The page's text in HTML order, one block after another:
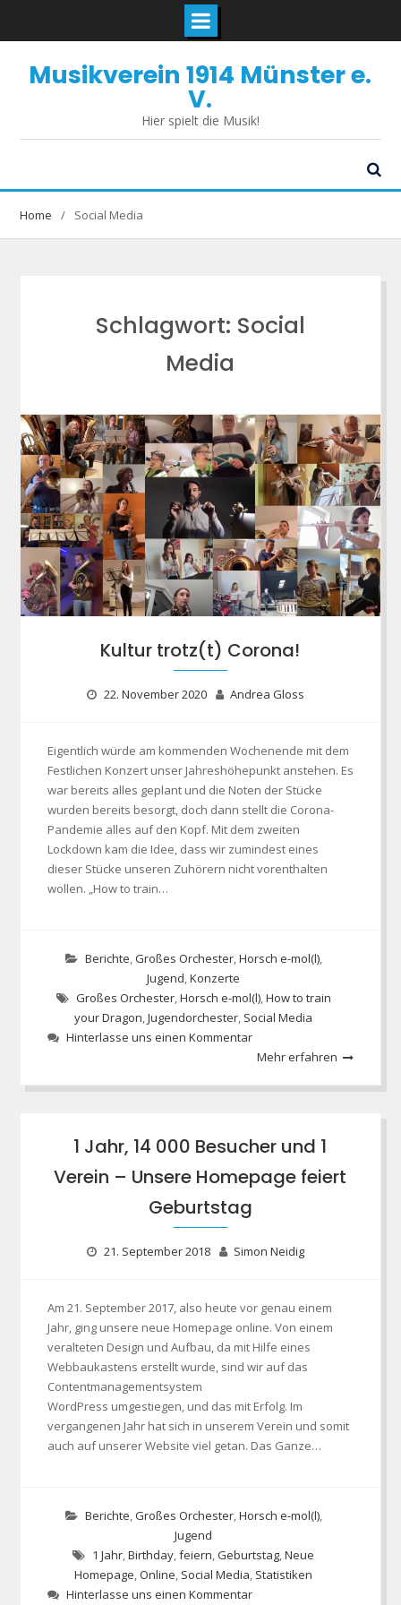
contentMusikverein 1914 Münster e.
V.
Hier spielt die Musik!
Home Social Media
Schlagwort: Social
Media
Kultur trotz(t) Corona!
22. November 2020 Andrea Gloss
Eigentlich würde am kommenden Wochenende mit dem
Festlichen Konzert unser Jahreshöhepunkt anstehen. Es
war bereits alles geplant und die Noten der Stücke
wurden bereits besorgt, doch dann stellt die Corona-
Pandemie alles auf den Kopf. Mit dem zweiten
Lockdown kam die Idee, dass wir zumindest eines
dieser Stücke unseren Zuhörern nicht vorenthalten
wollen. „How to train…
Berichte,Großes Orchester,Horsch e-mol(l),
Jugend,Konzerte
Großes Orchester,Horsch e-mol(l),How to train
your Dragon,Jugendorchester, Social Media
Hinterlasse uns einen Kommentar
Mehr erfahren
1 Jahr, 14 000 Besucher und 1
Verein – Unsere Homepage feiert
Geburtstag
21. September 2018 Simon Neidig
Am 21. September 2017, also heute vor genau einem
Jahr, ging unsere neue Homepage online. Von einem
veralteten Design und Aufbau, da mit Hilfe eines
Webbaukastens erstellt wurde, sind wir auf das
Contentmanagementsystem
WordPress umgestiegen, und das mit Erfolg. Im
vergangenen Jahr hat sich in unserem Verein und somit
auch auf unserer Website viel getan. Das Ganze…
Berichte,Großes Orchester,Horsch e-mol(l),
Jugend
1 Jahr,Birthday,feiern,Geburtstag,Neue
Homepage,Online, Social Media, Statistiken
Hinterlasse uns einen Kommentar